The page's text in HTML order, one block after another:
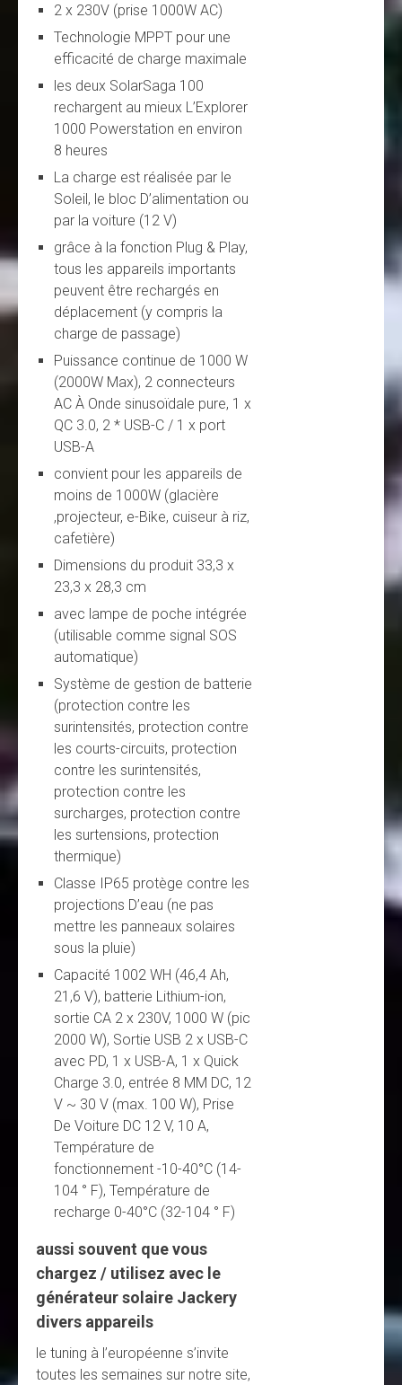
2 x 230V (prise 1000W AC)
Technologie MPPT pour une
efficacité de charge maximale
les deux SolarSaga 100
rechargent au mieux L’Explorer
1000 Powerstation en environ
8 heures
La charge est réalisée par le
Soleil, le bloc D’alimentation ou
par la voiture (12 V)
grâce à la fonction Plug & Play,
tous les appareils importants
peuvent être rechargés en
déplacement (y compris la
charge de passage)
Puissance continue de 1000 W
(2000W Max), 2 connecteurs
AC À Onde sinusoïdale pure, 1 x
QC 3.0, 2 * USB-C / 1 x port
USB-A
convient pour les appareils de
moins de 1000W (glacière
,projecteur, e-Bike, cuiseur à riz,
cafetière)
Dimensions du produit 33,3 x
23,3 x 28,3 cm
avec lampe de poche intégrée
(utilisable comme signal SOS
automatique)
Système de gestion de batterie
(protection contre les
surintensités, protection contre
les courts-circuits, protection
contre les surintensités,
protection contre les
surcharges, protection contre
les surtensions, protection
thermique)
Classe IP65 protège contre les
projections D’eau (ne pas
mettre les panneaux solaires
sous la pluie)
Capacité 1002 WH (46,4 Ah,
21,6 V), batterie Lithium-ion,
sortie CA 2 x 230V, 1000 W (pic
2000 W), Sortie USB 2 x USB-C
avec PD, 1 x USB-A, 1 x Quick
Charge 3.0, entrée 8 MM DC, 12
V ~ 30 V (max. 100 W), Prise
De Voiture DC 12 V, 10 A,
Température de
fonctionnement -10-40°C (14-
104 ° F), Température de
recharge 0-40°C (32-104 ° F)
aussi souvent que vous
chargez / utilisez avec le
générateur solaire Jackery
divers appareils
le tuning à l’européenne s’invite
toutes les semaines sur notre site,